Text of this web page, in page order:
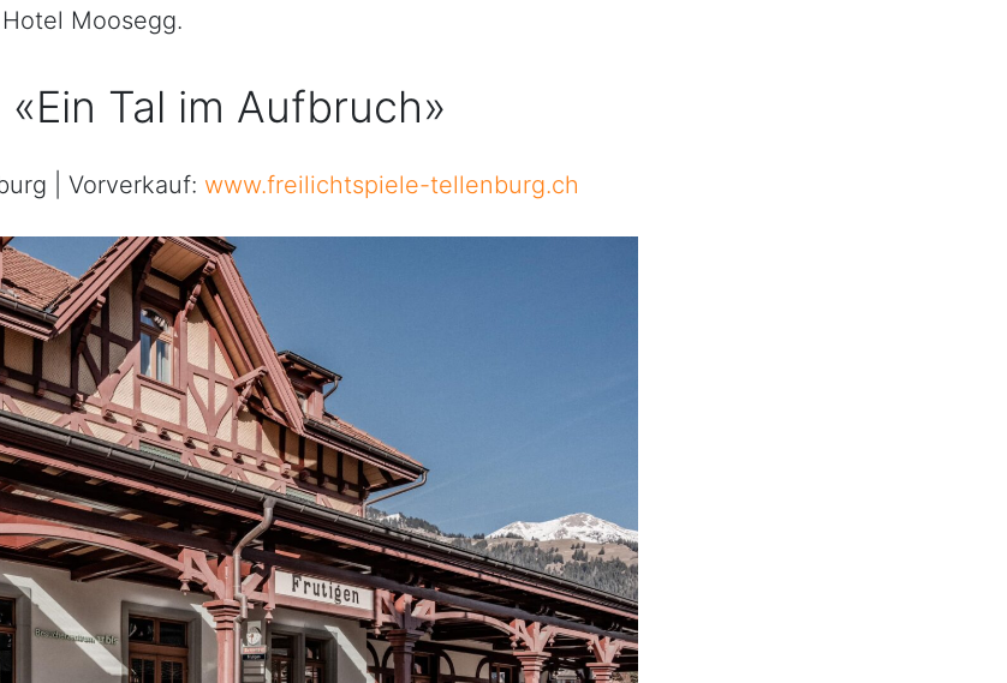
Moosegg.
Tal im Aufbruch»
| Vorverkauf: www.freilichtspiele-tellenburg.ch